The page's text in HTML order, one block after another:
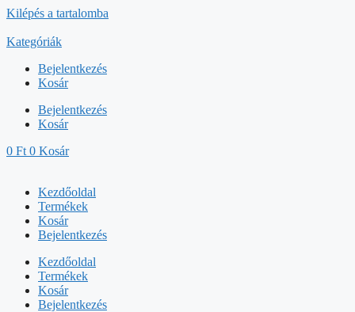
Kilépés a tartalomba
Kategóriák
Bejelentkezés
Kosár
Bejelentkezés
Kosár
0 Ft 0 Kosár
Kezdőoldal
Termékek
Kosár
Bejelentkezés
Kezdőoldal
Termékek
Kosár
Bejelentkezés